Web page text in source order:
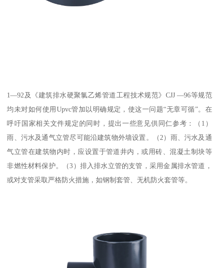
1—92及《建筑排水硬聚氯乙烯管道工程技术规范》CJJ —96等规范
均未对如何使用Upvc管加以明确规定，使这一问题“无章可循”。在
呼吁国家相关文件规定的同时，提出一些意见供同仁参考：（1）
雨、污水及通气立管尽可能沿建筑物外墙设置。（2）雨、污水及通
气立管在建筑物内时，应设置于管道井内，或用砖、混凝土制块等
非燃性材料保护。（3）排入排水立管的支管，采用金属排水管道，
或对支管采取严格防火措施，如钢制套管、无机防火套管等。